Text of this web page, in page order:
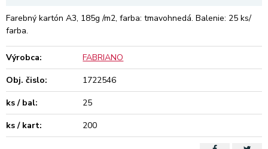
Farebný kartón A3, 185g /m2, farba: tmavohnedá. Balenie: 25 ks/
farba.
Výrobca:
FABRIANO
Obj. čislo:
1722546
ks / bal:
25
ks / kart:
200